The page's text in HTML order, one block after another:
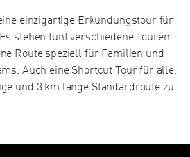
einzigartige Erkundungstour für
stehen fünf verschiedene Touren
Route speziell für Familien und
Auch eine Shortcut Tour für alle,
und 3 km lange Standardroute zu